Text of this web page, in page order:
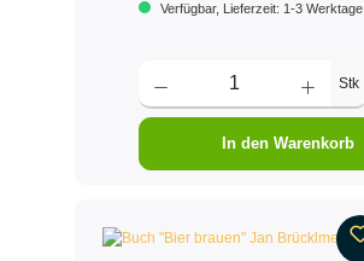
Verfügbar, Lieferzeit: 1-3 Werktage
Stk
In den Warenkorb